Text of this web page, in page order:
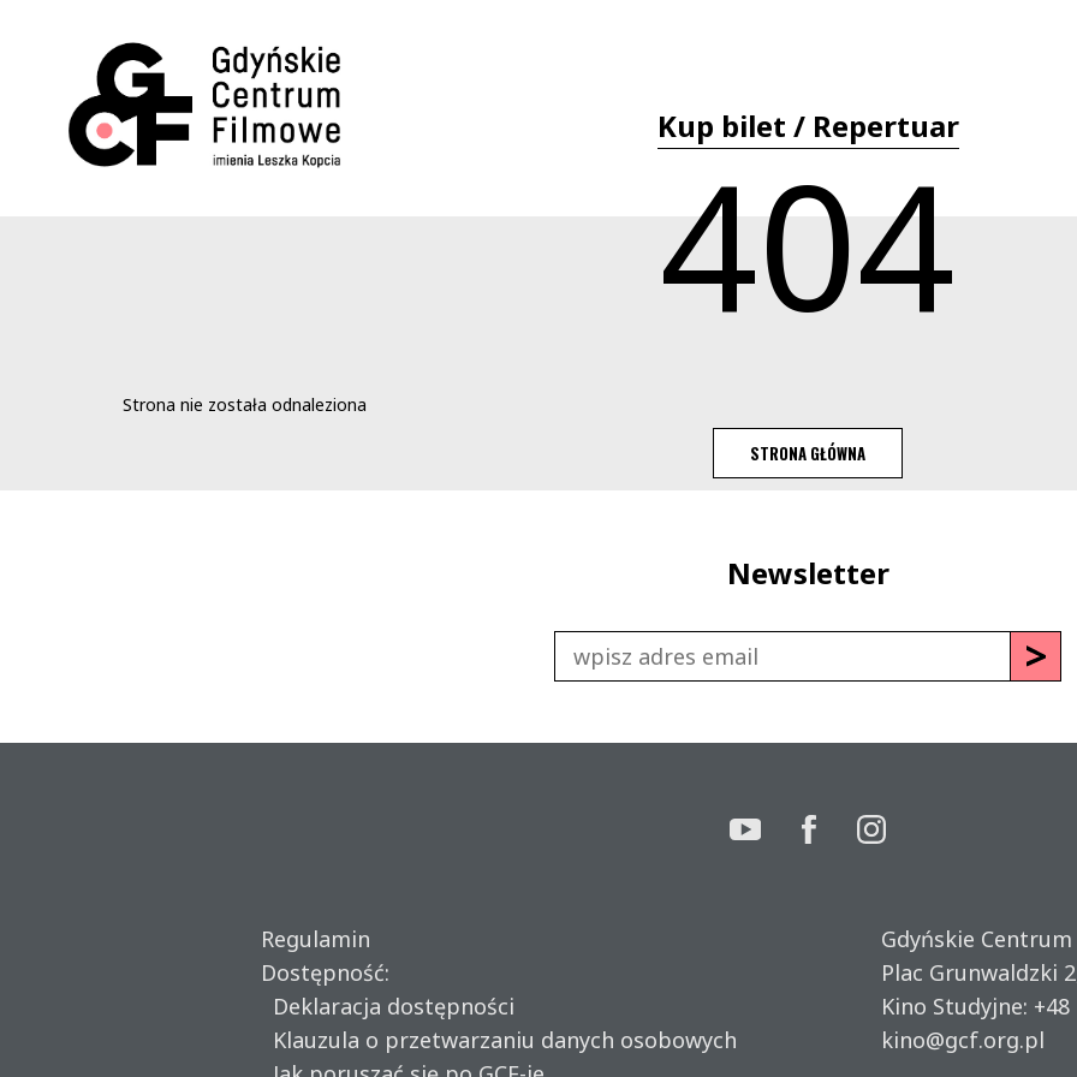
Kup bilet / Repertuar
404
Strona nie została odnaleziona
STRONA GŁÓWNA
Newsletter
Regulamin
Dostępność:
Deklaracja dostępności
Klauzula o przetwarzaniu danych osobowych
Gdyńskie
Plac Grunwaldzki
Kino Studyjne: +48
kino@gcf.org.pl